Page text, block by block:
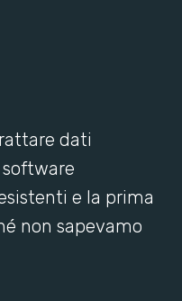
dati
e la prima
non sapevamo